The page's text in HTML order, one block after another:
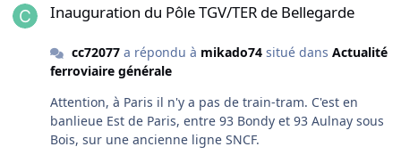
hôtels), je recommande ce parcours qui m'avait fasciné.
car à quelques dizaines de mètres il y a un viaduc ... Les
causes ne sont pas encores connues.
Inauguration du Pôle TGV/TER de Bellegarde
cc72077a répondu à mikado74situé dans Actualité
ferroviaire générale
Attention, à Paris il n'y a pas de train-tram. C'est en
banlieue Est de Paris, entre 93 Bondy et 93 Aulnay sous
Bois, sur une ancienne ligne SNCF.